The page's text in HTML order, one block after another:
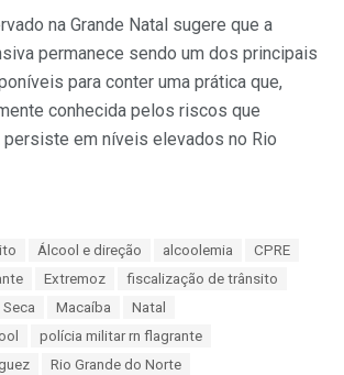
na Grande Natal sugere que a
permanece sendo um dos principais
para conter uma prática que,
conhecida pelos riscos que
persiste em níveis elevados no Rio
Álcool e direção alcoolemia
CPRE
Extremoz
fiscalização de trânsito
Seca Macaíba
Natal
polícia militar rn flagrante
Rio Grande do Norte